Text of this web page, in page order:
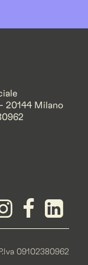
20144 Milano
09102380962